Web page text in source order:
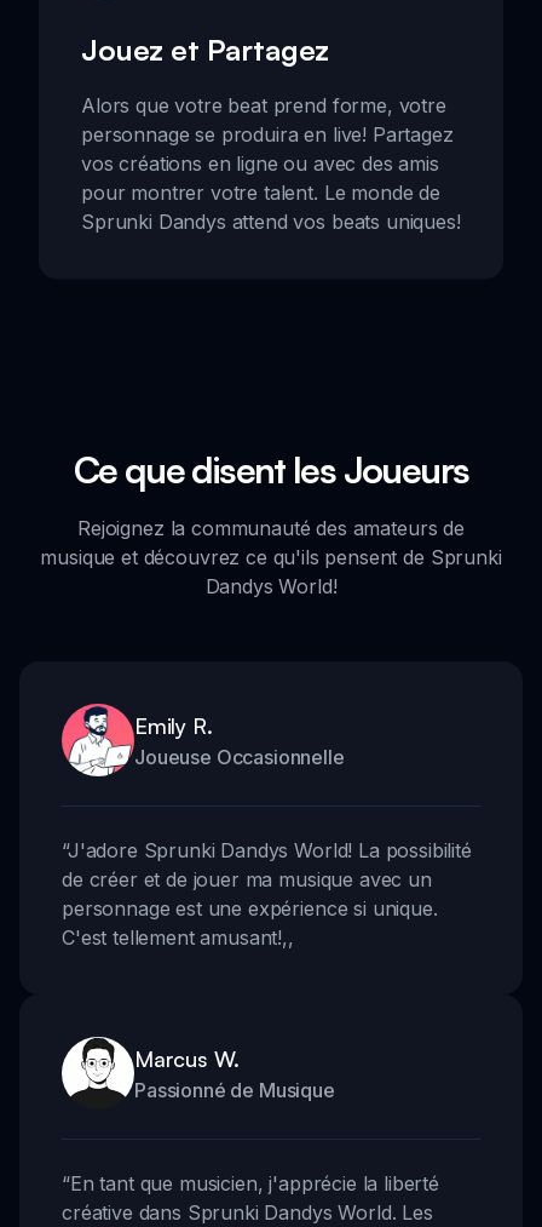
Jouez et Partagez
Alors que votre beat prend forme, votre
personnage se produira en live! Partagez
vos créations en ligne ou avec des amis
pour montrer votre talent. Le monde de
Sprunki Dandys attend vos beats uniques!
Ce que disent les Joueurs
Rejoignez la communauté des amateurs de
musique et découvrez ce qu'ils pensent de Sprunki
Dandys World!
Emily R.
Joueuse Occasionnelle
“J'adore Sprunki Dandys World! La possibilité
de créer et de jouer ma musique avec un
personnage est une expérience si unique.
C'est tellement amusant!,,
Marcus W.
Passionné de Musique
“En tant que musicien, j'apprécie la liberté
créative dans Sprunki Dandys World. Les